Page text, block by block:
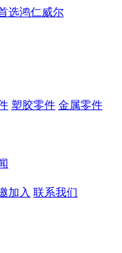
塑胶零件 金属零件
加入 联系我们